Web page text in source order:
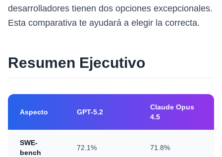
desarrolladores tienen dos opciones excepcionales.
Esta comparativa te ayudará a elegir la correcta.
Resumen Ejecutivo
Aspecto GPT-5.2
Claude Opus
4.5
SWE-
bench
72.1% 71.8%